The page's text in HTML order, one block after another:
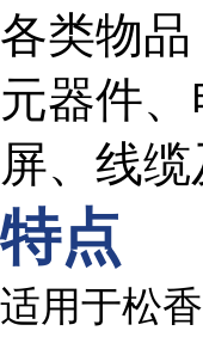
各类物品
元器件
屏、线缆
特点
适用于松